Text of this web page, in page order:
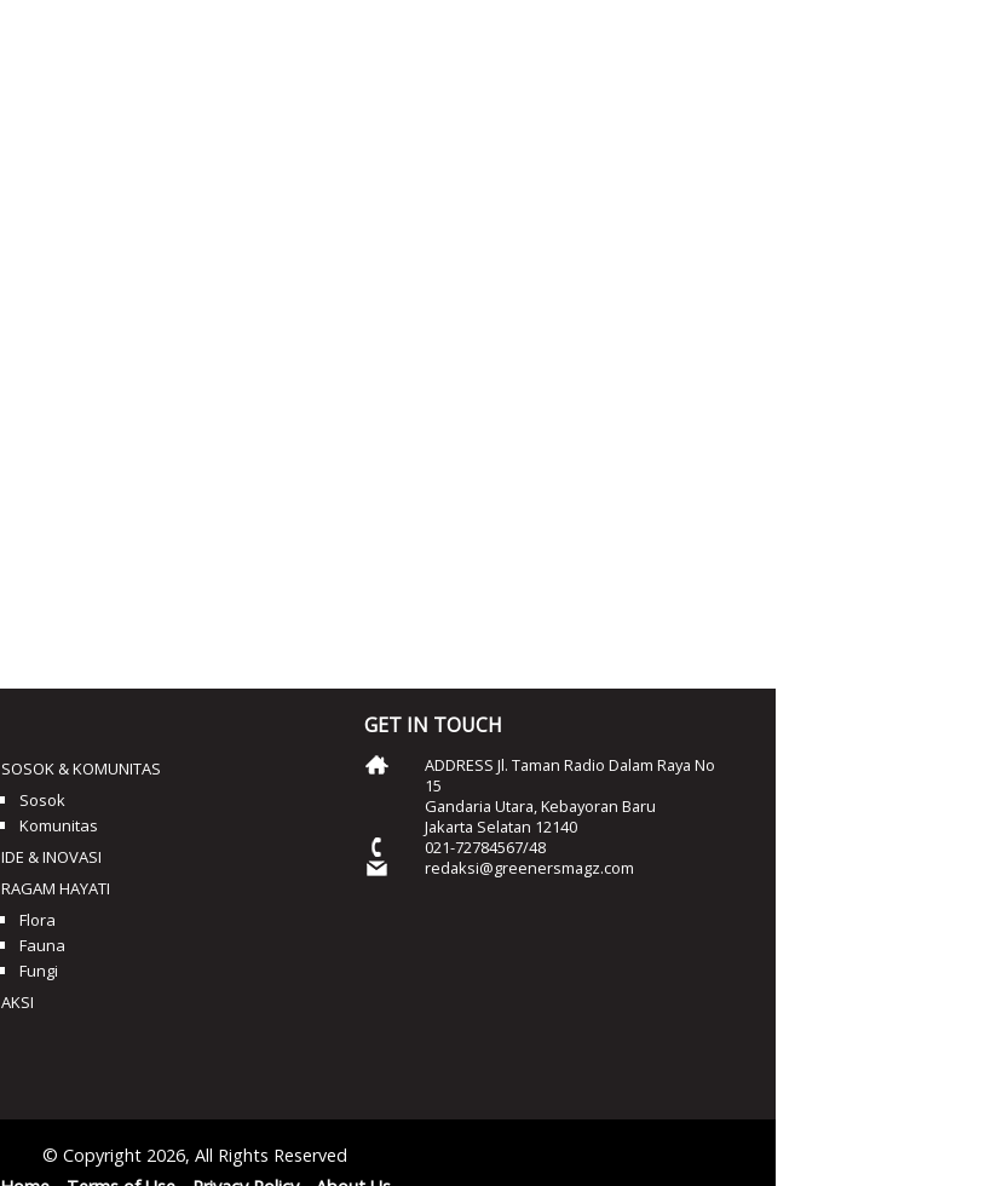
SOSOK & KOMUNITAS
Sosok
Komunitas
IDE & INOVASI
RAGAM HAYATI
Flora
Fauna
Fungi
AKSI
GET IN TOUCH
ADDRESS Jl. Taman Radio Dalam Raya No
15
Gandaria Utara, Kebayoran Baru
Jakarta Selatan 12140
021-72784567/48
redaksi@greenersmagz.com
© Copyright 2026, All Rights Reserved